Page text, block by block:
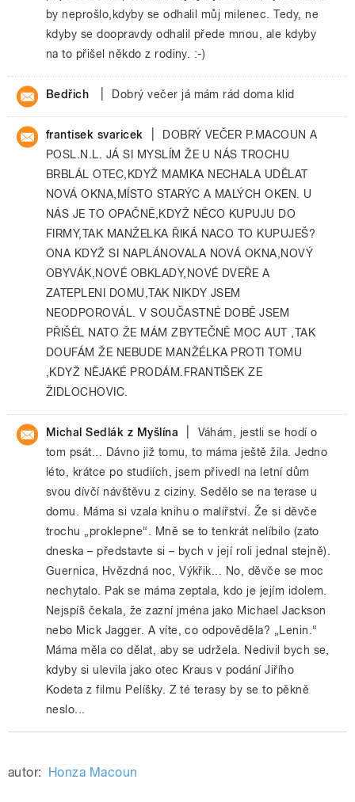
by neprošlo,kdyby se odhalil můj milenec. Tedy, ne
kdyby se doopravdy odhalil přede mnou, ale kdyby
na to přišel někdo z rodiny. :-)
Bedřich Dobrý večer já mám rád doma klid
frantisek svaricek
DOBRÝ VEČER P.MACOUN A
POSL.N.L. JÁ SI MYSLÍM ŽE U NÁS TROCHU
BRBLÁL OTEC,KDYŽ MAMKA NECHALA UDĚLAT
NOVÁ OKNA,MÍSTO STARÝC A MALÝCH OKEN. U
NÁS JE TO OPAČNĚ,KDYŽ NĚCO KUPUJU DO
FIRMY,TAK MANŽELKA ŘIKÁ NACO TO KUPUJEŠ?
ONA KDYŽ SI NAPLÁNOVALA NOVÁ OKNA,NOVÝ
OBYVÁK,NOVÉ OBKLADY,NOVÉ DVEŘE A
ZATEPLENI DOMU,TAK NIKDY JSEM
NEODPOROVÁL. V SOUČASTNÉ DOBĚ JSEM
PŘIŠÉL NATO ŽE MÁM ZBYTEČNĚ MOC AUT ,TAK
DOUFÁM ŽE NEBUDE MANŽÉLKA PROTI TOMU
,KDYŽ NĚJAKÉ PRODÁM.FRANTIŠEK ZE
ŽIDLOCHOVIC.
Michal Sedlák z Myšlína
Váhám, jestli se hodí o
tom psát... Dávno již tomu, to máma ještě žila. Jedno
léto, krátce po studiích, jsem přivedl na letní dům
svou dívčí návštěvu z ciziny. Sedělo se na terase u
domu. Máma si vzala knihu o malířství. Že si děvče
trochu „proklepne“. Mně se to tenkrát nelíbilo (zato
dneska – představte si – bych v její roli jednal stejně).
Guernica, Hvězdná noc, Výkřik... No, děvče se moc
nechytalo. Pak se máma zeptala, kdo je jejím idolem.
Nejspíš čekala, že zazní jména jako Michael Jackson
nebo Mick Jagger. A víte, co odpověděla? „Lenin.“
Máma měla co dělat, aby se udržela. Nedivil bych se,
kdyby si ulevila jako otec Kraus v podání Jiřího
Kodeta z filmu Pelíšky. Z té terasy by se to pěkně
neslo...
autor: Honza Macoun